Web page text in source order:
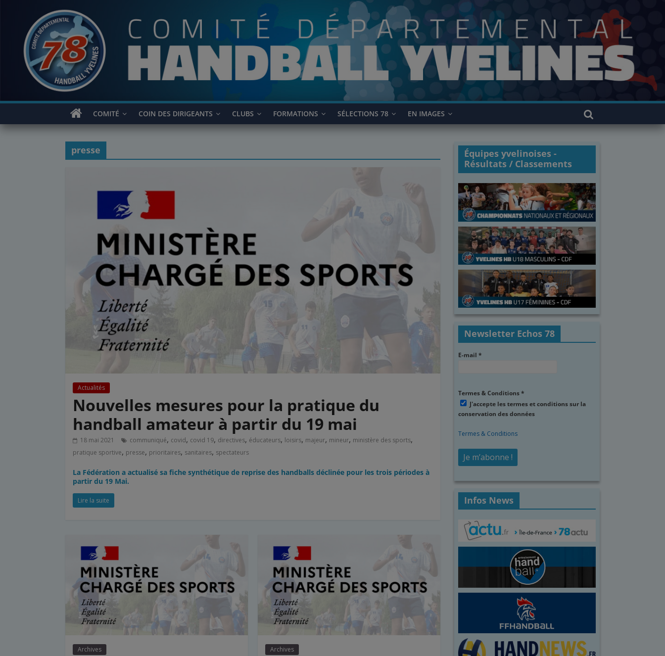
contenu
COMITÉ COIN DES DIRIGEANTS CLUBS FORMATIONS SÉLECTIONS 78 EN IMAGES
presse
Actualités
Nouvelles mesures pour la pratique du
handball amateur à partir du 19 mai
18 mai 2021 communiqué, covid, covid 19, directives, éducateurs, loisirs, majeur, mineur, ministère des sports,
pratique sportive, presse, prioritaires, sanitaires, spectateurs
La Fédération a actualisé sa fiche synthétique de reprise des handballs déclinée pour les trois périodes à
partir du 19 Mai.
Lire la suite
Archives Archives
Équipes yvelinoises -
Résultats / Classements
Newsletter Echos 78
E-mail*
Termes & Conditions*
J'accepte les termes et conditions sur la
conservation des données
Termes & Conditions
Infos News